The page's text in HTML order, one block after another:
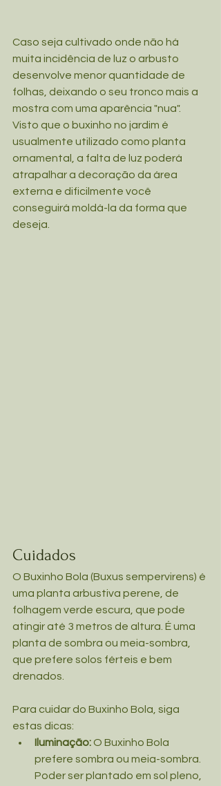
Caso seja cultivado onde não há
muita incidência de luz o arbusto
desenvolve menor quantidade de
folhas, deixando o seu tronco mais a
mostra com uma aparência "nua".
Visto que o buxinho no jardim é
usualmente utilizado como planta
ornamental, a falta de luz poderá
atrapalhar a decoração da área
externa e dificilmente você
conseguirá moldá-la da forma que
deseja.
Cuidados
O Buxinho Bola (Buxus sempervirens) é
uma planta arbustiva perene, de
folhagem verde escura, que pode
atingir até 3 metros de altura. É uma
planta de sombra ou meia-sombra,
que prefere solos férteis e bem
drenados.
Para cuidar do Buxinho Bola, siga
estas dicas:
Iluminação: O Buxinho Bola
prefere sombra ou meia-sombra.
Poder ser plantado em sol pleno,